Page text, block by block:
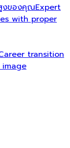
งของคุณExpert
with proper
transition
image